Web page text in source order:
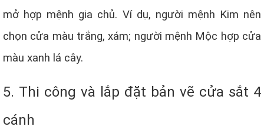
mở hợp mệnh gia chủ. Ví dụ, người mệnh Kim nên
chọn cửa màu trắng, xám; người mệnh Mộc hợp cửa
màu xanh lá cây.
5. Thi công và lắp đặt bản vẽ cửa sắt 4
cánh